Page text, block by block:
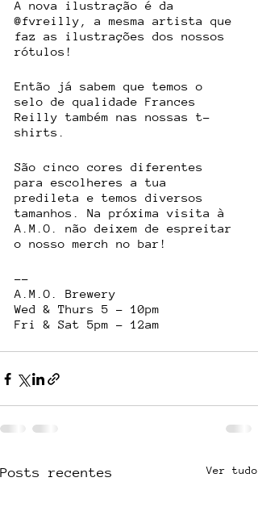
A nova ilustração é da
@fvreilly, a mesma artista que
faz as ilustrações dos nossos
rótulos!
Então já sabem que temos o
selo de qualidade Frances
Reilly também nas nossas t-
shirts.
São cinco cores diferentes
para escolheres a tua
predileta e temos diversos
tamanhos. Na próxima visita à
A.M.O. não deixem de espreitar
o nosso merch no bar!
--
A.M.O. Brewery
Wed & Thurs 5 - 10pm
Fri & Sat 5pm - 12am
Posts recentes Ver tudo